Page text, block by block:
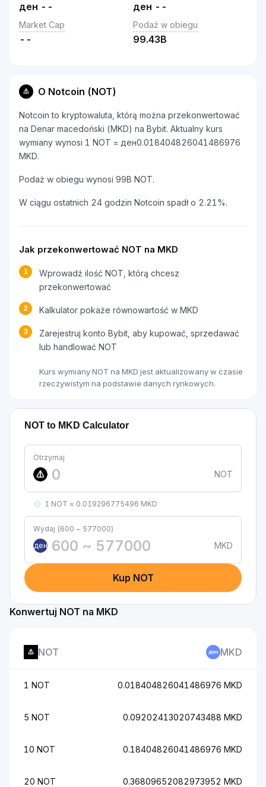
ден -- ден --
Market Cap
--
Podaż w obiegu
99.43B
O Notcoin (NOT)
Notcoin to kryptowaluta, którą można przekonwertować
na Denar macedoński (MKD) na Bybit. Aktualny kurs
wymiany wynosi 1 NOT = ден0.018404826041486976
MKD.
Podaż w obiegu wynosi 99B NOT.
W ciągu ostatnich 24 godzin Notcoin spadł o 2.21%.
Jak przekonwertować NOT na MKD
1
Wprowadź ilość NOT, którą chcesz
przekonwertować
2 Kalkulator pokaże równowartość w MKD
3
Zarejestruj konto Bybit, aby kupować, sprzedawać
lub handlować NOT
Kurs wymiany NOT na MKD jest aktualizowany w czasie
rzeczywistym na podstawie danych rynkowych.
NOT to MKD Calculator
Otrzymaj
NOT
1 NOT ≈ 0.019296775496 MKD
Wydaj (600 ~ 577000)
ден
MKD
Kup NOT
Konwertuj NOT na MKD
NOT MKD
1 NOT 0.018404826041486976 MKD
5 NOT 0.09202413020743488 MKD
10 NOT 0.18404826041486976 MKD
20 NOT 0.36809652082973952 MKD